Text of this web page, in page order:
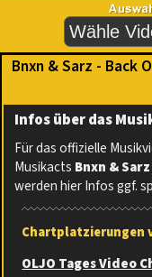
Bnxn & Sarz - Back
Infos über das
Für das offizielle
Musikacts Bnxn & Sarz
werden hier Infos ggf.
Chartplatzierungen
OLJO Tages Video